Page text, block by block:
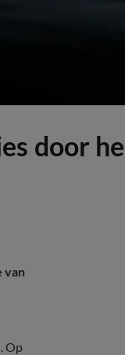
door
van
Op